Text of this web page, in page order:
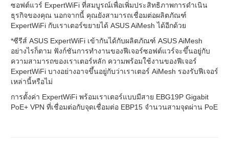
ซอฟต์แวร์ ExpertWiFi ที่สมบูรณ์เพื่อเพิ่มประสิทธิภาพการดำเนิน
ธุรกิจของคุณ นอกจากนี้ คุณยังสามารถเชื่อมต่อผลิตภัณฑ์
ExpertWiFi กับเราเตอร์ขยายได้ ASUS AiMesh ได้อีกด้วย
*ซีรีส์ ASUS ExpertWiFi เข้ากันได้กับผลิตภัณฑ์ ASUS AiMesh
อย่างไรก็ตาม ฟังก์ชันการทำงานของฟีเจอร์ซอฟต์แวร์จะขึ้นอยู่กับ
ความสามารถของเราเตอร์หลัก ความพร้อมใช้งานของฟีเจอร์
ExpertWiFi บางอย่างอาจขึ้นอยู่กับว่าเราเตอร์ AiMesh รองรับฟีเจอร์
เหล่านี้หรือไม่
การตั้งค่า ExpertWiFi พร้อมเราเตอร์แบบมีสาย EBG19P Gigabit
PoE+ VPN ที่เชื่อมต่อกับจุดเชื่อมต่อ EBP15 จำนวนสามจุดผ่าน PoE